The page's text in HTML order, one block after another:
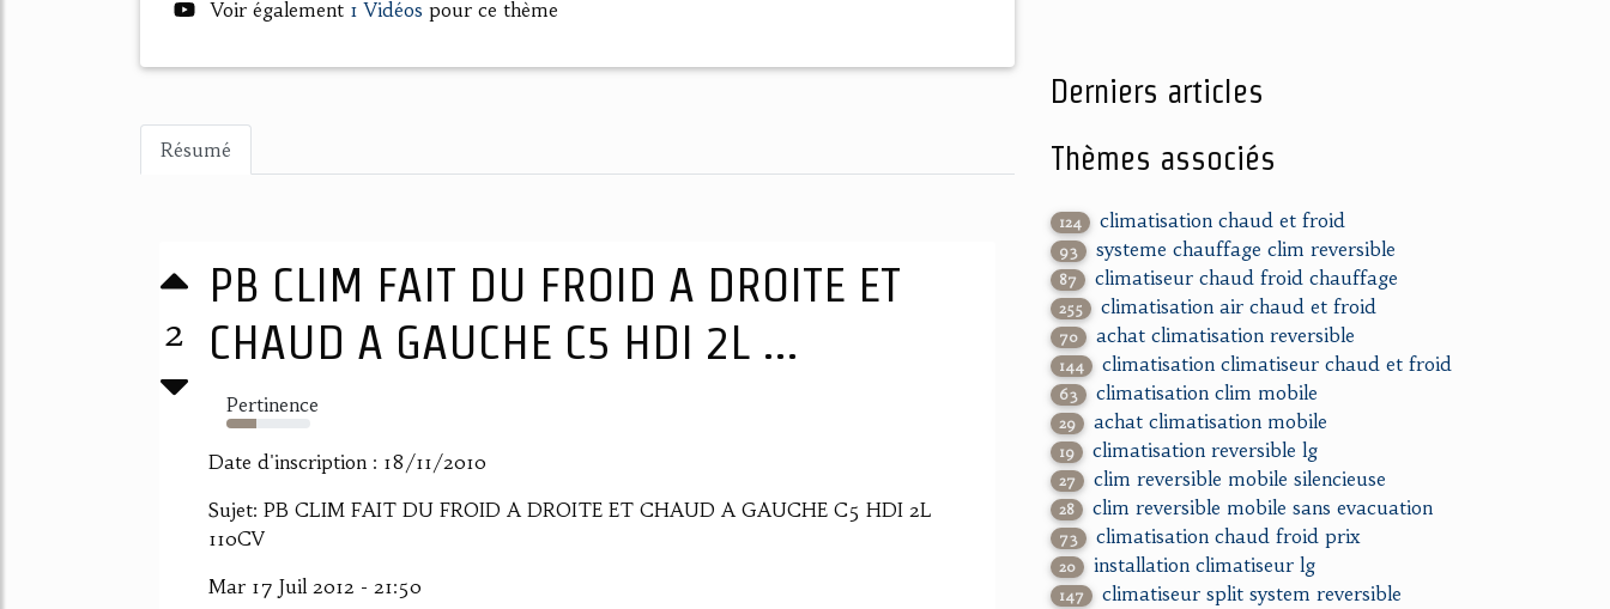
Voir également 1 Vidéos pour ce thème
Résumé
2
PB CLIM FAIT DU FROID A DROITE ET
CHAUD A GAUCHE C5 HDI 2L ...
Pertinence
36%
Date d'inscription : 18/11/2010
Sujet: PB CLIM FAIT DU FROID A DROITE ET CHAUD A GAUCHE C5 HDI 2L
110CV
Mar 17 Juil 2012 - 21:50
Derniers articles
Thèmes associés
124 climatisation chaud et froid
93 systeme chauffage clim reversible
87 climatiseur chaud froid chauffage
255 climatisation air chaud et froid
70 achat climatisation reversible
144 climatisation climatiseur chaud et froid
63 climatisation clim mobile
29 achat climatisation mobile
19 climatisation reversible lg
27 clim reversible mobile silencieuse
28 clim reversible mobile sans evacuation
73 climatisation chaud froid prix
20 installation climatiseur lg
147 climatiseur split system reversible